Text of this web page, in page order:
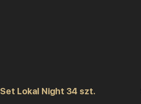
Set Lokal Night 34 szt.